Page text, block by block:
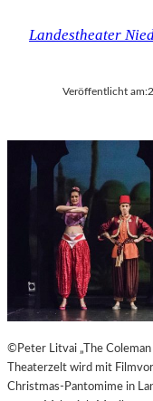
Landestheater
Veröffentlicht am:
©Peter Litvai „The
Theaterzelt wird mit
Christmas-Pantomime in